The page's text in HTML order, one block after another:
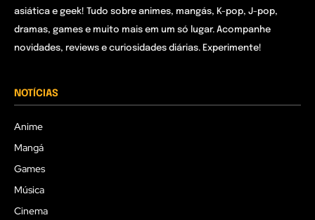
asiática e geek! Tudo sobre animes, mangás, K-pop, J-pop,
dramas, games e muito mais em um só lugar. Acompanhe
novidades, reviews e curiosidades diárias. Experimente!
NOTÍCIAS
Anime
Mangá
Games
Música
Cinema